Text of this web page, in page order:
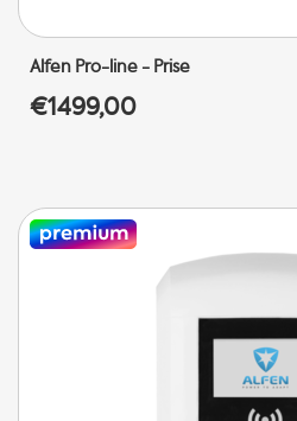
Alfen Pro-line - Prise
€1499,00